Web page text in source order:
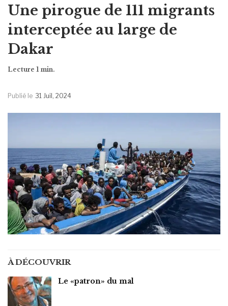
Une pirogue de 111 migrants
interceptée au large de
Dakar
Publié le 31 Juil, 2024
À DÉCOUVRIR
Le «patron» du mal